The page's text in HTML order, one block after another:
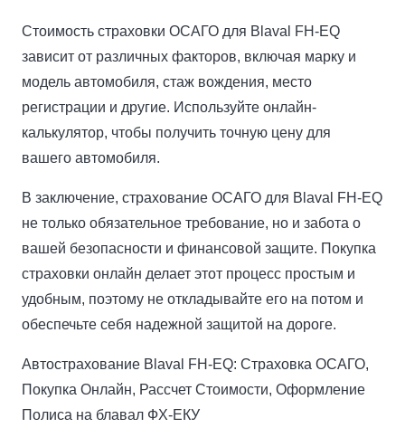
Стоимость страховки ОСАГО для Blaval FH-EQ
зависит от различных факторов, включая марку и
модель автомобиля, стаж вождения, место
регистрации и другие. Используйте онлайн-
калькулятор, чтобы получить точную цену для
вашего автомобиля.
В заключение, страхование ОСАГО для Blaval FH-EQ
не только обязательное требование, но и забота о
вашей безопасности и финансовой защите. Покупка
страховки онлайн делает этот процесс простым и
удобным, поэтому не откладывайте его на потом и
обеспечьте себя надежной защитой на дороге.
Автострахование Blaval FH-EQ: Страховка ОСАГО,
Покупка Онлайн, Рассчет Стоимости, Оформление
Полиса на блавал ФХ-ЕКУ